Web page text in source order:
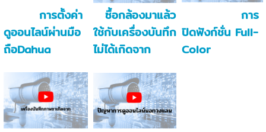
การตั้งค่า
ดูออนไลน์ผ่านมือ
ถือDahua
ซื้อกล้องมาแล้ว
ใช้กับเครื่องบันทึก
ไม่ได้เกิดจาก
การ
ปิดฟังก์ชั่น Full-
Color